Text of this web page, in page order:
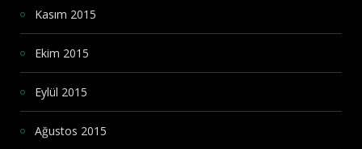
Kasım 2015
Ekim 2015
Eylül 2015
Ağustos 2015